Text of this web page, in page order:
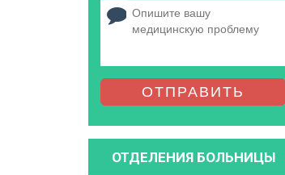
ОТПРАВИТЬ
ОТДЕЛЕНИЯ БОЛЬНИЦЫ